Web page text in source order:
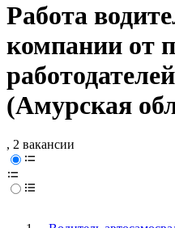
Работа
компании от
(Амурская
, 2 вакансии